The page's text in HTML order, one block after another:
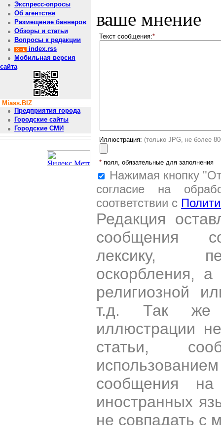
Экспресс-опросы
Об агентстве
Размещение баннеров
Обзоры и статьи
Вопросы к редакции
index.rss
Мобильная версия
сайта
Miass.BIZ
Предприятия города
Городские сайты
Городские СМИ
ваше мнение
Текст сообщения:*
Иллюстрация: (только JPG, не более
* поля, обязательные для заполнения
Нажимая кнопку
согласие на
соответствии с
Редакция
сообщения
лексику,
оскорбления,
религиозной
т.д. Так же
иллюстрации
статьи,
сообщения
иностранных
не совпадать с